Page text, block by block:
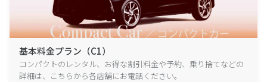
基本料金プラン（C1）
コンパクトのレンタル、お得な割引料金や予約、乗り捨てなどの
詳細は、こちらから各店舗にお電話ください。